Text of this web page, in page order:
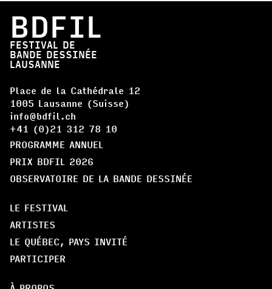
BDFIL
FESTIVAL DE
BANDE DESSINÉE
LAUSANNE
Place de la Cathédrale 12
1005 Lausanne (Suisse)
info@bdfil.ch
+41 (0)21 312 78 10
PROGRAMME ANNUEL
PRIX BDFIL 2026
OBSERVATOIRE DE LA BANDE DESSINÉE
LE FESTIVAL
ARTISTES
LE QUÉBEC, PAYS INVITÉ
PARTICIPER